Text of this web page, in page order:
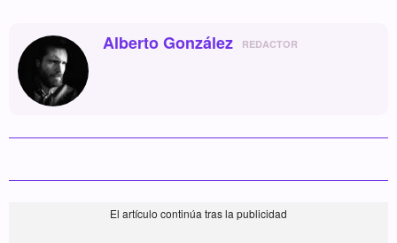
Alberto González REDACTOR